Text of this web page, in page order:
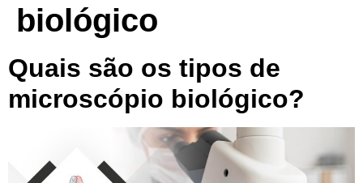
biológico
Quais são os tipos de
microscópio biológico?